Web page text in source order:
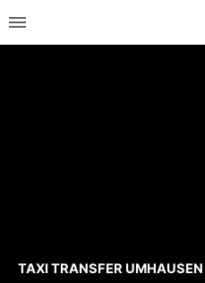
TAXI TRANSFER UMHAUSEN